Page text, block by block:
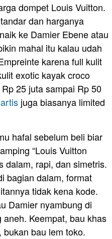
dompet Louis Vuitton.
dan harganya
ke Damier Ebene atau
mahal itu kalau udah
karena full kulit
exotic kayak croco
25 juta sampai Rp 50
artis juga biasanya limited
hafal sebelum beli biar
“Louis Vuitton
dalam, rapi, dan simetris.
bagian dalam, format
tidak kena kode.
Damier nyambung di
Keempat, bau khas
bukan bau lem toko.